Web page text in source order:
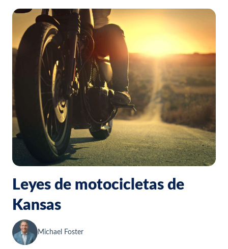
Leyes de motocicletas de
Kansas
Michael Foster